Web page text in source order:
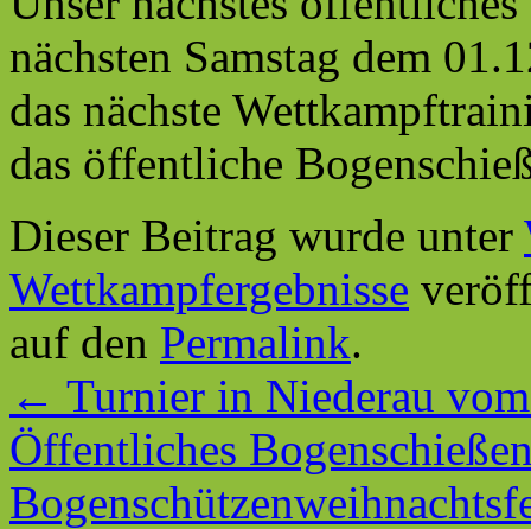
nächsten Samstag dem
das nächste
das öffentliche
Dieser Beitrag wurde unter
Wettkampfergebnisse
auf den Permalink.
← Turnier in Niederau
Öffentliches